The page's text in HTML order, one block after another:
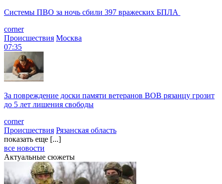
Системы ПВО за ночь сбили 397 вражеских БПЛА
corner
Происшествия Москва
07:35
За повреждение доски памяти ветеранов ВОВ рязанцу грозит
до 5 лет лишения свободы
corner
Происшествия Рязанская область
показать еще [...]
все новости
Актуальные сюжеты